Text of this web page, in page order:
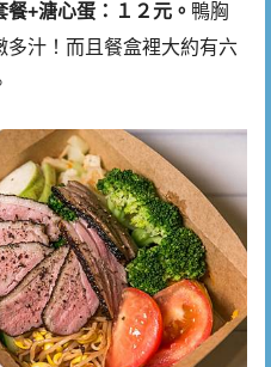
+溏心蛋：１２元。 鴨胸
多汁！而且餐盒裡大約有六